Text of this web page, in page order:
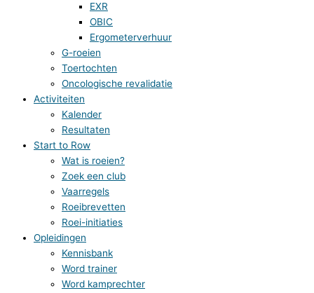
EXR
OBIC
Ergometerverhuur
G-roeien
Toertochten
Oncologische revalidatie
Activiteiten
Kalender
Resultaten
Start to Row
Wat is roeien?
Zoek een club
Vaarregels
Roeibrevetten
Roei-initiaties
Opleidingen
Kennisbank
Word trainer
Word kamprechter